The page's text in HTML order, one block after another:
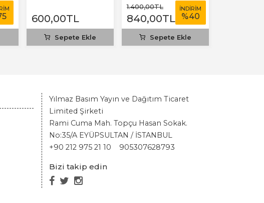
600,00TL
Sepete Ekle
1.400,00TL
840,00TL
İNDİRİM
%40
Sepete Ekle
Yılmaz Basım Yayın ve Dağıtım Ticaret
Limited Şirketi
Rami Cuma Mah. Topçu Hasan Sokak.
No:35/A EYÜPSULTAN / İSTANBUL
+90 212 975 21 10
905307628793
Bizi takip edin